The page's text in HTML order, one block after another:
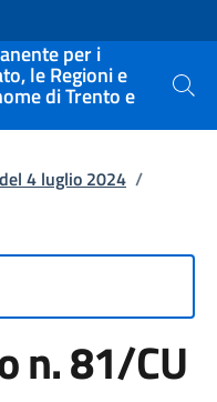
per i
le Regioni e
di Trento e Cerca
4 luglio 2024 /
n. 81/CU